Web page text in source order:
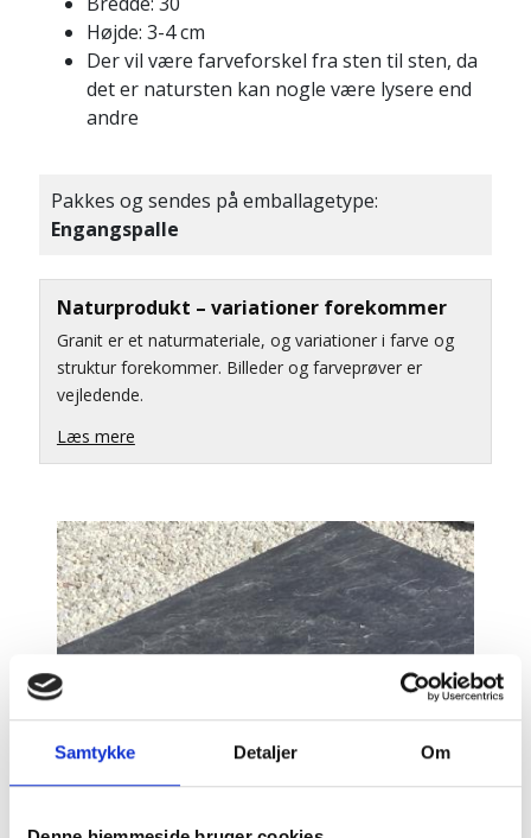
Samtykke Detaljer Om
Højde: 3-4 cm
Der vil være farveforskel fra sten til sten, da
det er natursten kan nogle være lysere end
andre
Pakkes og sendes på emballagetype:
Engangspalle
Naturprodukt – variationer forekommer
Granit er et naturmateriale, og variationer i farve og
struktur forekommer. Billeder og farveprøver er
vejledende.
Læs mere